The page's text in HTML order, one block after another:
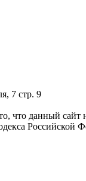
7 стр. 9
что данный сайт
Российской